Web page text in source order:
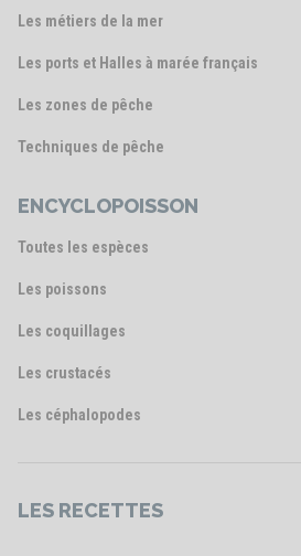
Les métiers de la mer
Les ports et Halles à marée français
Les zones de pêche
Techniques de pêche
ENCYCLOPOISSON
Toutes les espèces
Les poissons
Les coquillages
Les crustacés
Les céphalopodes
LES RECETTES